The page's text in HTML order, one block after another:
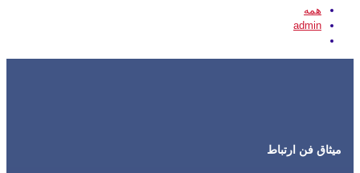
همه
admin
میثاق فن ارتباط